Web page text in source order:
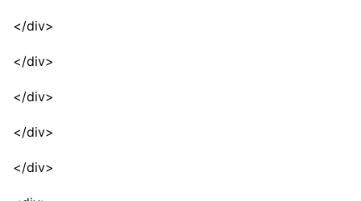
</div>
</div>
</div>
</div>
</div>